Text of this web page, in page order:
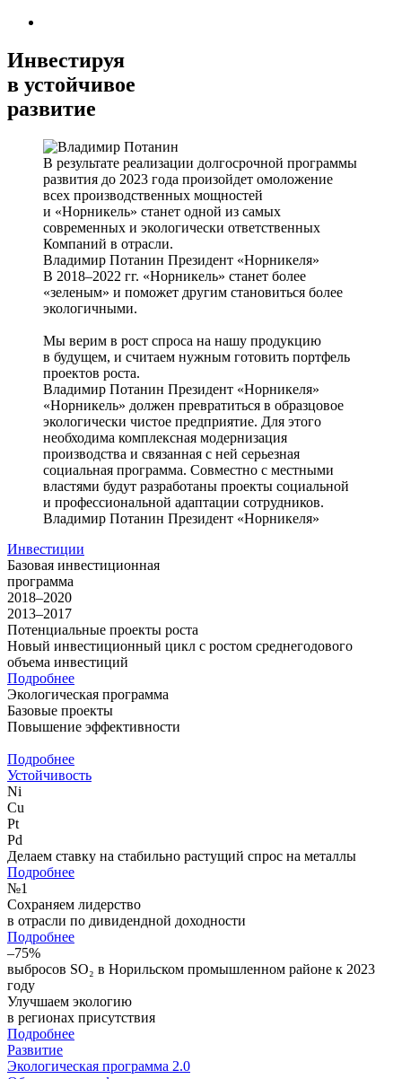
Инвестируя
в устойчивое
развитие
В результате реализации долгосрочной программы
развития до 2023 года произойдет омоложение
всех производственных мощностей
и «Норникель» станет одной из самых
современных и экологически ответственных
Компаний в отрасли.
Владимир Потанин Президент «Норникеля»
В 2018–2022 гг. «Норникель» станет более
«зеленым» и поможет другим становиться более
экологичными.
Мы верим в рост спроса на нашу продукцию
в будущем, и считаем нужным готовить портфель
проектов роста.
Владимир Потанин Президент «Норникеля»
«Норникель» должен превратиться в образцовое
экологически чистое предприятие. Для этого
необходима комплексная модернизация
производства и связанная с ней серьезная
социальная программа. Совместно с местными
властями будут разработаны проекты социальной
и профессиональной адаптации сотрудников.
Владимир Потанин Президент «Норникеля»
Инвестиции
Базовая инвестиционная
программа
2018–2020
2013–2017
Потенциальные проекты роста
Новый инвестиционный цикл с ростом среднегодового
объема инвестиций
Подробнее
Экологическая программа
Базовые проекты
Повышение эффективности
Подробнее
Устойчивость
Ni
Cu
Pt
Pd
Делаем ставку на стабильно растущий спрос на металлы
Подробнее
№1
Сохраняем лидерство
в отрасли по дивидендной доходности
Подробнее
–75%
выбросов SO₂ в Норильском промышленном районе к 2023
году
Улучшаем экологию
в регионах присутствия
Подробнее
Развитие
Экологическая программа 2.0